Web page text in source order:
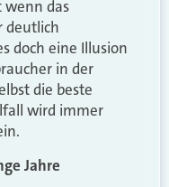
wenn das
deutlich
doch eine Illusion
in der
die beste
wird immer
Jahre